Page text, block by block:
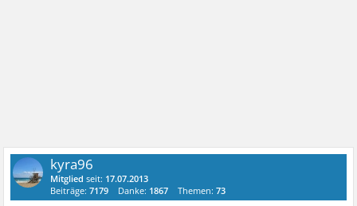
kyra96
Mitglied seit: 17.07.2013
Beiträge:7179 Danke: 1867 Themen:73